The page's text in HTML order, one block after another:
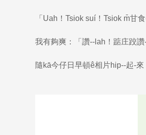
「Uah！Tsiok suí！Tsiok m̄甘食
我有夠爽：「讚--lah！踮庄跤
隨kā今仔日早頓ê相片hip--起-